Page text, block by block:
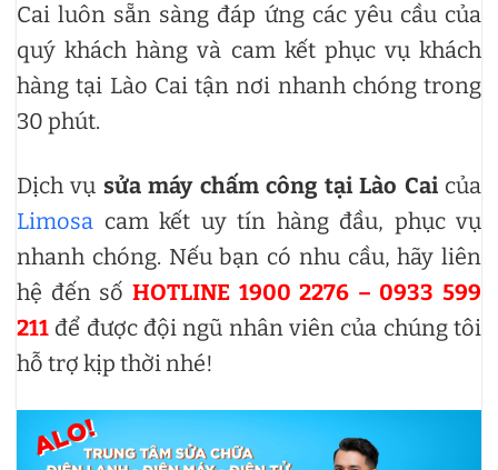
Cai luôn sẵn sàng đáp ứng các yêu cầu của
quý khách hàng và cam kết phục vụ khách
hàng tại Lào Cai tận nơi nhanh chóng trong
30 phút.
Dịch vụ sửa máy chấm công tại Lào Cai của
Limosa cam kết uy tín hàng đầu, phục vụ
nhanh chóng. Nếu bạn có nhu cầu, hãy liên
hệ đến số HOTLINE 1900 2276 – 0933 599
211 để được đội ngũ nhân viên của chúng tôi
hỗ trợ kịp thời nhé!